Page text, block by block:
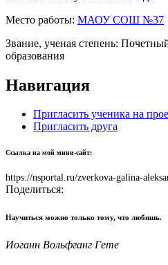
Место работы: МАОУ СОШ №37
Звание, ученая степень:
образования
Навигация
Пригласить ученика на
Пригласить друга
Ссылка на мой мини-сайт:
https://nsportal.ru/zverkova-galina-
Поделиться:
Научиться можно только тому, что любишь.
Иоганн Вольфганг Гете